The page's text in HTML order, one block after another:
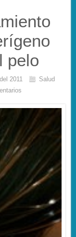
pelo
2011
Salud